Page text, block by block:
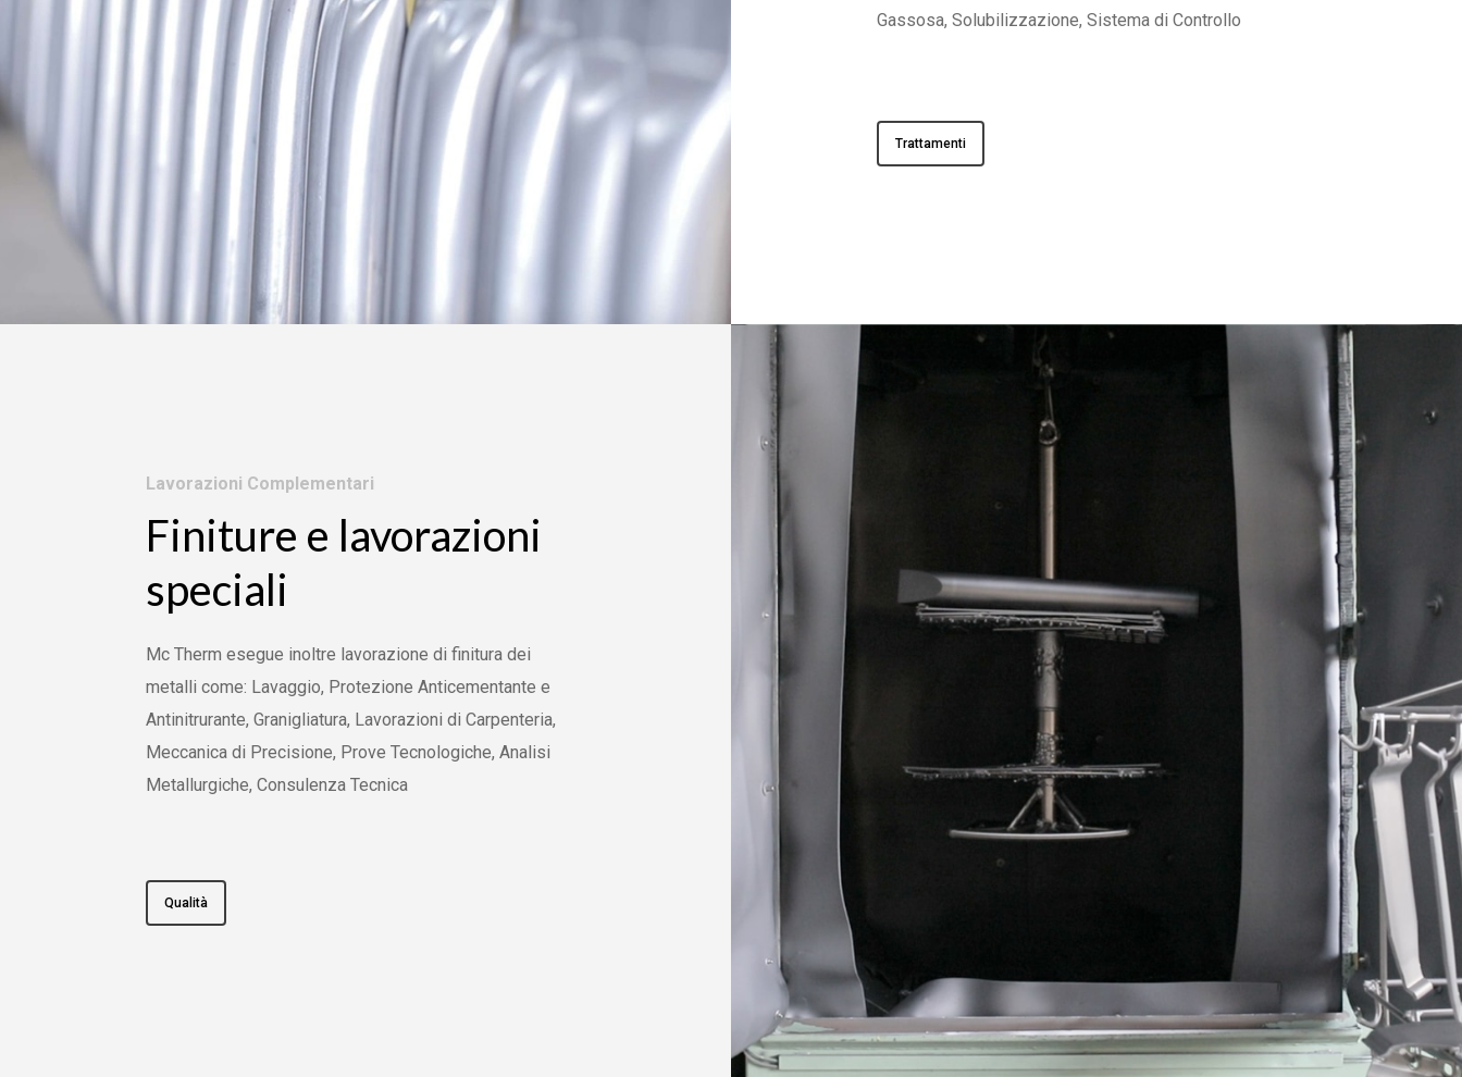
Gassosa, Solubilizzazione, Sistema di Controllo
Trattamenti
Lavorazioni Complementari
Finiture e lavorazioni
speciali
Mc Therm esegue inoltre lavorazione di finitura dei
metalli come: Lavaggio, Protezione Anticementante e
Antinitrurante, Granigliatura, Lavorazioni di Carpenteria,
Meccanica di Precisione, Prove Tecnologiche, Analisi
Metallurgiche, Consulenza Tecnica
Qualità